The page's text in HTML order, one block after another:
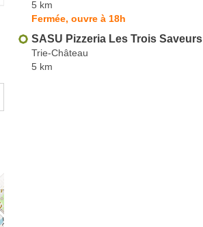
5 km
Fermée, ouvre à 18h
SASU Pizzeria Les Trois Saveurs
Trie-Château
5 km